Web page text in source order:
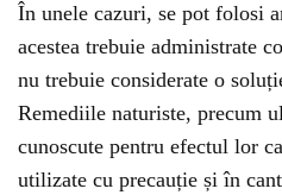
În unele cazuri, se pot folosi
acestea trebuie administrate
nu trebuie considerate o
Remediile naturiste, precum
cunoscute pentru efectul lor
utilizate cu precauție și în